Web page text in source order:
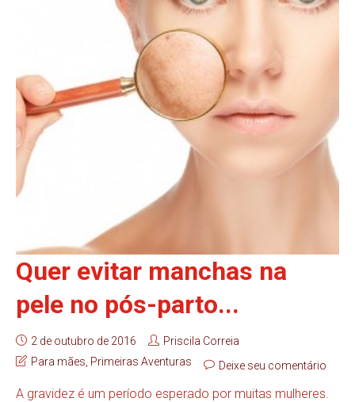
Quer evitar manchas na
pele no pós-parto...
2 de outubro de 2016
Priscila Correia
Para mães Primeiras Aventuras Deixe seu comentário
A gravidez é um período esperado por muitas mulheres.